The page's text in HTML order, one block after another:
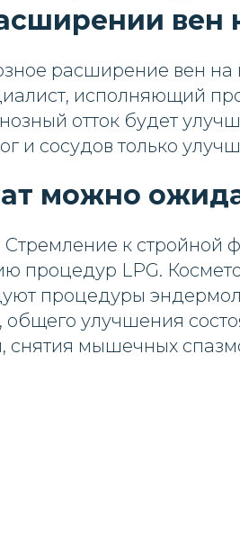
вен
расширение вен на
исполняющий
отток будет
и сосудов только
можно
к стройной
процедур LPG.
процедуры
общего улучшения
снятия мышечных